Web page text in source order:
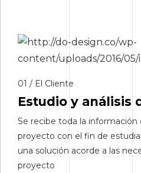
01 / El Cliente
Estudio y análisis
Se recibe toda la
proyecto con el fin de
una solución acorde a las
proyecto